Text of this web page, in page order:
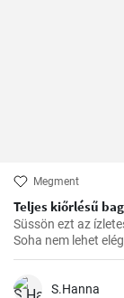
Megment
Teljes kiőrlésű
Süssön ezt az
Soha nem lehet
S.Hanna